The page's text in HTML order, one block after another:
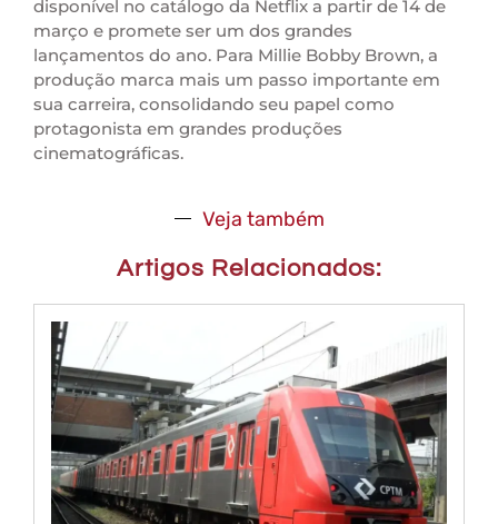
disponível no catálogo da Netflix a partir de 14 de
março e promete ser um dos grandes
lançamentos do ano. Para Millie Bobby Brown, a
produção marca mais um passo importante em
sua carreira, consolidando seu papel como
protagonista em grandes produções
cinematográficas.
Veja também
Artigos Relacionados: